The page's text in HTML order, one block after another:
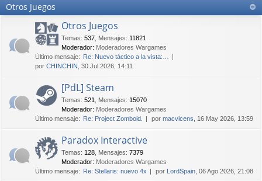
Otros Juegos
Otros Juegos
Temas: 537 Mensajes: 11821
Moderador: Moderadores Wargames
Último mensaje: Re: Nuevo táctico a la vista:…
por CHINCHIN , 30 Jul 2026, 14:11
[PdL] Steam
Temas: 521 Mensajes: 15070
Moderador: Moderadores Wargames
Último mensaje: Re: Project Zomboid. por macvicens , 16 May 2026, 13:59
Paradox Interactive
Temas: 128 Mensajes: 7379
Moderador: Moderadores Wargames
Último mensaje: Re: Stellaris: nuevo 4x por LordSpain , 06 Ago 2026, 21:08